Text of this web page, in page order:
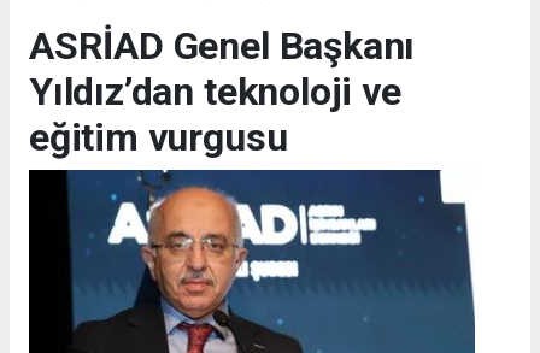
ASRİAD Genel Başkanı
Yıldız’dan teknoloji ve
eğitim vurgusu